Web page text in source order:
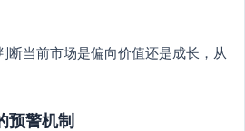
断当前市场是偏向价值还是成长，从
预警机制